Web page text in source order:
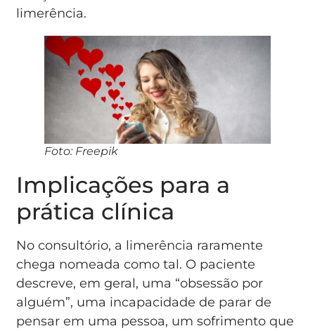
limerência.
Foto: Freepik
Implicações para a
prática clínica
No consultório, a limerência raramente
chega nomeada como tal. O paciente
descreve, em geral, uma “obsessão por
alguém”, uma incapacidade de parar de
pensar em uma pessoa, um sofrimento que